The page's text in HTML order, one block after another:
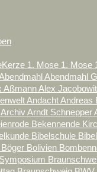
1. Mose 1. Mose
Abendmahl
AßmannAlex
AndachtAndreas
ArchivArndt Schnepper
Bekennende
Bibelschule
Böger Bolivien